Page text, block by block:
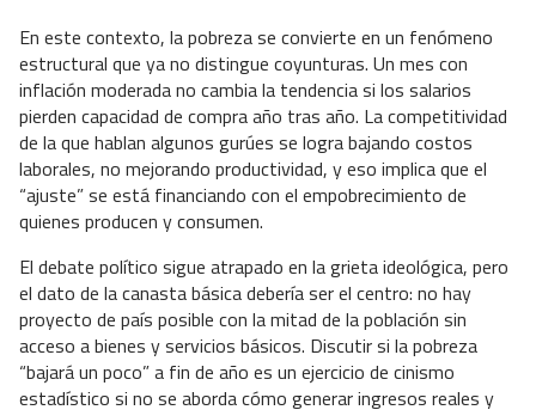
En este contexto, la pobreza se convierte en un fenómeno
estructural que ya no distingue coyunturas. Un mes con
inflación moderada no cambia la tendencia si los salarios
pierden capacidad de compra año tras año. La competitividad
de la que hablan algunos gurúes se logra bajando costos
laborales, no mejorando productividad, y eso implica que el
“ajuste” se está financiando con el empobrecimiento de
quienes producen y consumen.
El debate político sigue atrapado en la grieta ideológica, pero
el dato de la canasta básica debería ser el centro: no hay
proyecto de país posible con la mitad de la población sin
acceso a bienes y servicios básicos. Discutir si la pobreza
“bajará un poco” a fin de año es un ejercicio de cinismo
estadístico si no se aborda cómo generar ingresos reales y